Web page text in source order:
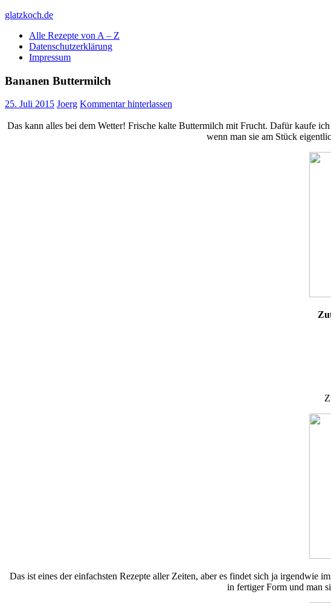
Skip
content
glatzkoch.de
Kochen für Doofe und Genießer
Alle Rezepte von A – Z
Datenschutzerklärung
Impressum
Bananen Buttermilch
25. Juli 2015 Joerg Kommentar hinterlassen
Das kann alles bei dem Wetter! Frische kalte Buttermilch mit Frucht. Dafür kaufe
wenn man sie am Stück
Das ist eines der einfachsten Rezepte aller Zeiten, aber es findet sich ja irgendwie
in fertiger Form und man